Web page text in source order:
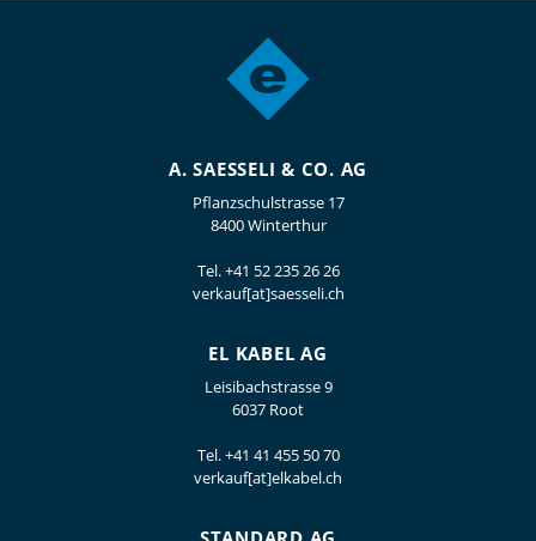
A. SAESSELI & CO. AG
Pflanzschulstrasse 17
8400 Winterthur
Tel.+41 52 235 26 26
verkauf[at]saesseli.ch
EL KABEL AG
Leisibachstrasse 9
6037 Root
Tel.+41 41 455 50 70
verkauf[at]elkabel.ch